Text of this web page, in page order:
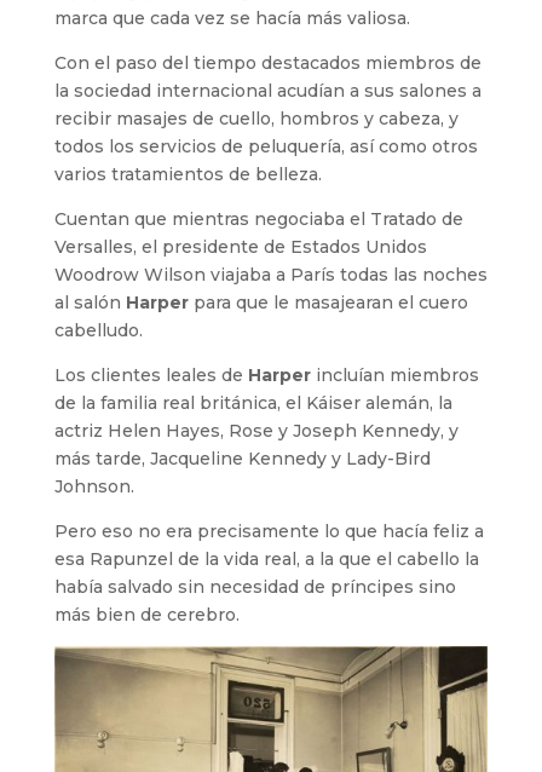
marca que cada vez se hacía más valiosa.
Con el paso del tiempo destacados miembros de
la sociedad internacional acudían a sus salones a
recibir masajes de cuello, hombros y cabeza, y
todos los servicios de peluquería, así como otros
varios tratamientos de belleza.
Cuentan que mientras negociaba el Tratado de
Versalles, el presidente de Estados Unidos
Woodrow Wilson viajaba a París todas las noches
al salón Harperpara que le masajearan el cuero
cabelludo.
Los clientes leales de Harperincluían miembros
de la familia real británica, el Káiser alemán, la
actriz Helen Hayes, Rose y Joseph Kennedy, y
más tarde, Jacqueline Kennedy y Lady-Bird
Johnson.
Pero eso no era precisamente lo que hacía feliz a
esa Rapunzel de la vida real, a la que el cabello la
había salvado sin necesidad de príncipes sino
más bien de cerebro.